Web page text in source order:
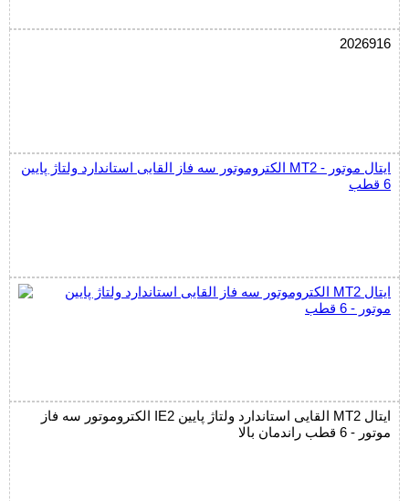
2026916
الکتروموتور سه فاز القایی استاندارد ولتاژ پایین MT2 ایتال موتور -
6 قطب
الکتروموتور سه فاز IE2 القایی استاندارد ولتاژ پایین MT2 ایتال
موتور - 6 قطب راندمان بالا